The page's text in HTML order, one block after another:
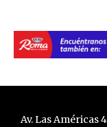
Av. Las Américas